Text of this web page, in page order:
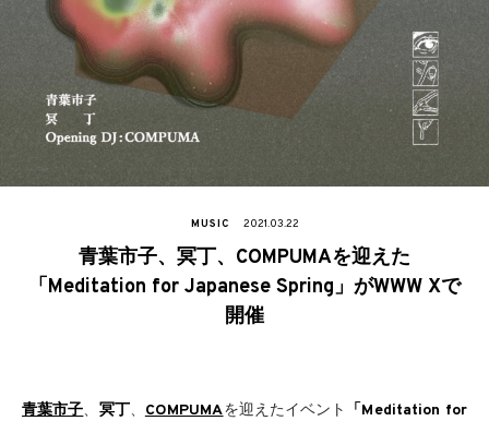
MUSIC 2021.03.22
青葉市子、冥丁、COMPUMAを迎えた
「Meditation for Japanese Spring」がWWW Xで
開催
青葉市子、 冥丁、 COMPUMAを迎えたイベント
「Meditation for